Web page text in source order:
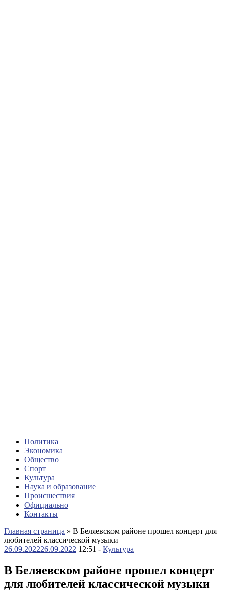
Политика
Экономика
Общество
Спорт
Культура
Наука и образование
Происшествия
Официально
Контакты
Главная страница » В Беляевском районе прошел концерт для
любителей классической музыки
26.09.202226.09.2022 12:51 - Культура
В Беляевском районе прошел концерт
для любителей классической музыки